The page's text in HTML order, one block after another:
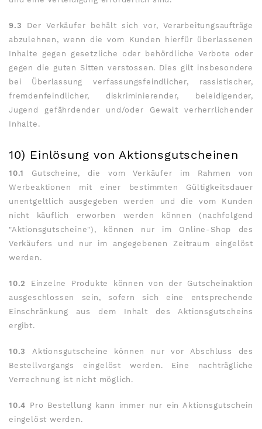
9.3 Der Verkäufer behält sich vor, Verarbeitungsaufträge
abzulehnen, wenn die vom Kunden hierfür überlassenen
Inhalte gegen gesetzliche oder behördliche Verbote oder
gegen die guten Sitten verstossen. Dies gilt insbesondere
bei Überlassung verfassungsfeindlicher, rassistischer,
fremdenfeindlicher, diskriminierender, beleidigender,
Jugend gefährdender und/oder Gewalt verherrlichender
Inhalte.
10) Einlösung von Aktionsgutscheinen
10.1
Gutscheine, die vom Verkäufer im Rahmen von
Werbeaktionen mit einer bestimmten Gültigkeitsdauer
unentgeltlich ausgegeben werden und die vom Kunden
nicht käuflich erworben werden können (nachfolgend
"Aktionsgutscheine"), können nur im Online-Shop des
Verkäufers und nur im angegebenen Zeitraum eingelöst
werden.
10.2
Einzelne Produkte können von der Gutscheinaktion
ausgeschlossen sein, sofern sich eine entsprechende
Einschränkung aus dem Inhalt des Aktionsgutscheins
ergibt.
10.3
Aktionsgutscheine können nur vor Abschluss des
Bestellvorgangs eingelöst werden. Eine nachträgliche
Verrechnung ist nicht möglich.
10.4 Pro Bestellung kann immer nur ein Aktionsgutschein
eingelöst werden.